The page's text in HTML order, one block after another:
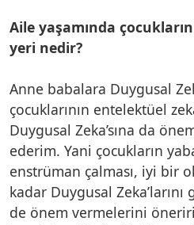
Aile yaşamında çocukların
yeri nedir?
Anne babalara Duygusal
çocuklarının entelektüel
Duygusal Zeka’sına da
ederim. Yani çocukların
enstrüman çalması, iyi bir
kadar Duygusal
de önem vermelerini